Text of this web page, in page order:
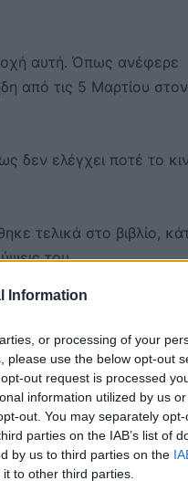
Information
or processing of your
please use the below opt-out
out request is processed
information utilized by us
out. You may separately
parties on the IAB’s list of
by us to third parties on the
to other third parties.
αυτή. Όπως ανέφερε
από τις 5 Μαρτίου στον
δεν ελέγχει ποτέ το
τελικά στο βιβλίο,
του.